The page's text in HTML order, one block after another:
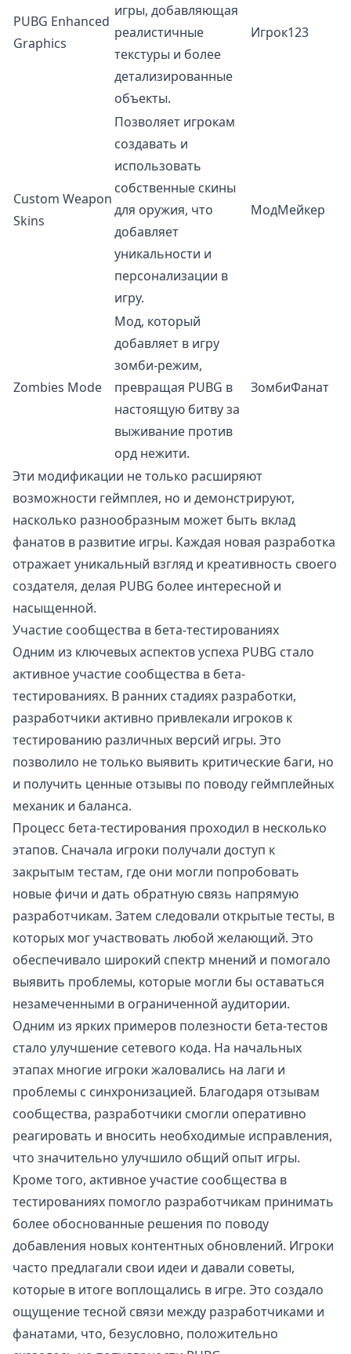
PUBG Enhanced
Graphics
игры, добавляющая
реалистичные
текстуры и более
детализированные
объекты.
Игрок123
Custom Weapon
Skins
Позволяет игрокам
создавать и
использовать
собственные скины
для оружия, что
добавляет
уникальности и
персонализации в
игру.
МодМейкер
Zombies Mode
Мод, который
добавляет в игру
зомби-режим,
превращая PUBG в
настоящую битву за
выживание против
орд нежити.
ЗомбиФанат
Эти модификации не только расширяют
возможности геймплея, но и демонстрируют,
насколько разнообразным может быть вклад
фанатов в развитие игры. Каждая новая разработка
отражает уникальный взгляд и креативность своего
создателя, делая PUBG более интересной и
насыщенной.
Участие сообщества в бета-тестированиях
Одним из ключевых аспектов успеха PUBG стало
активное участие сообщества в бета-
тестированиях. В ранних стадиях разработки,
разработчики активно привлекали игроков к
тестированию различных версий игры. Это
позволило не только выявить критические баги, но
и получить ценные отзывы по поводу геймплейных
механик и баланса.
Процесс бета-тестирования проходил в несколько
этапов. Сначала игроки получали доступ к
закрытым тестам, где они могли попробовать
новые фичи и дать обратную связь напрямую
разработчикам. Затем следовали открытые тесты, в
которых мог участвовать любой желающий. Это
обеспечивало широкий спектр мнений и помогало
выявить проблемы, которые могли бы оставаться
незамеченными в ограниченной аудитории.
Одним из ярких примеров полезности бета-тестов
стало улучшение сетевого кода. На начальных
этапах многие игроки жаловались на лаги и
проблемы с синхронизацией. Благодаря отзывам
сообщества, разработчики смогли оперативно
реагировать и вносить необходимые исправления,
что значительно улучшило общий опыт игры.
Кроме того, активное участие сообщества в
тестированиях помогло разработчикам принимать
более обоснованные решения по поводу
добавления новых контентных обновлений. Игроки
часто предлагали свои идеи и давали советы,
которые в итоге воплощались в игре. Это создало
ощущение тесной связи между разработчиками и
фанатами, что, безусловно, положительно